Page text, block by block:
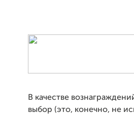
В качестве
выбор (это, конечно, не